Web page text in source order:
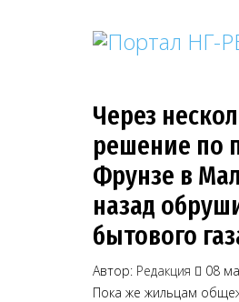
Через
решение по
Фрунзе в
назад
бытового
Автор: Редакция 08
Пока же жильцам